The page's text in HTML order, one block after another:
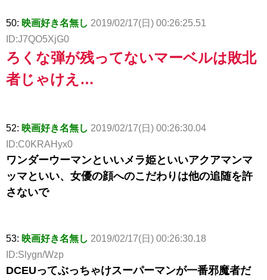
50: 映画好き名無し 2019/02/17(日) 00:26:25.51
ID:J7QO5XjG0
ろくな弾が残ってないマーベルは敗北
者じゃけえ…
52: 映画好き名無し 2019/02/17(日) 00:26:30.04
ID:C0KRAHyx0
ワンダーウーマンといいメラ姫といいアクアマンマ
ッマといい、女優の顔へのこだわりは他の追随を許
さないで
53: 映画好き名無し 2019/02/17(日) 00:26:30.18
ID:Slygn/Wzp
DCEUってぶっちゃけスーパーマンが一番邪魔者だ